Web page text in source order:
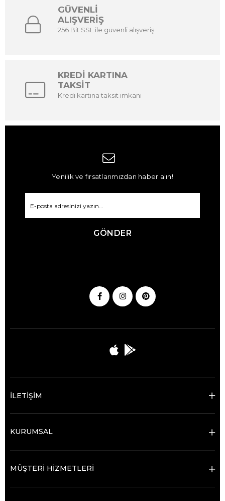
GÜVENLİ
ALIŞVERİŞ
256 Bit SSL ile güvenli alışveriş
KREDİ KARTINA
TAKSİT
Kredi kartına taksit imkanı
Yenilik ve fırsatlarımızdan haber alın!
GÖNDER
İLETİŞİM
KURUMSAL
MÜŞTERİ HİZMETLERİ